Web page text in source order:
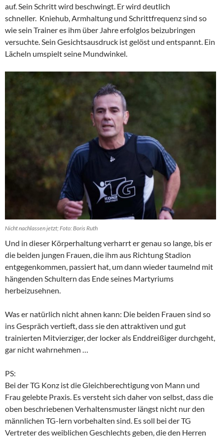
auf. Sein Schritt wird beschwingt. Er wird deutlich
schneller. Kniehub, Armhaltung und Schrittfrequenz sind so
wie sein Trainer es ihm über Jahre erfolglos beizubringen
versuchte. Sein Gesichtsausdruck ist gelöst und entspannt. Ein
Lächeln umspielt seine Mundwinkel.
Nicht nachlassen jetzt; Foto: Boris Ruth
Und in dieser Körperhaltung verharrt er genau so lange, bis er
die beiden jungen Frauen, die ihm aus Richtung Stadion
entgegenkommen, passiert hat, um dann wieder taumelnd mit
hängenden Schultern das Ende seines Martyriums
herbeizusehnen.
Was er natürlich nicht ahnen kann: Die beiden Frauen sind so
ins Gespräch vertieft, dass sie den attraktiven und gut
trainierten Mitvierziger, der locker als Enddreißiger durchgeht,
gar nicht wahrnehmen …
PS:
Bei der TG Konz ist die Gleichberechtigung von Mann und
Frau gelebte Praxis. Es versteht sich daher von selbst, dass die
oben beschriebenen Verhaltensmuster längst nicht nur den
männlichen TG-lern vorbehalten sind. Es soll bei der TG
Vertreter des weiblichen Geschlechts geben, die den Herren